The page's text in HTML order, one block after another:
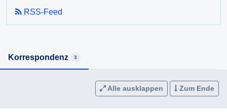
RSS-Feed
Korrespondenz 3
Alle ausklappen Zum Ende